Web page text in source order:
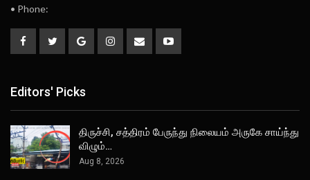
• Phone:
Editors' Picks
திருச்சி, சத்திரம் பேருந்து நிலையம் அருகே சாய்ந்து
விழும்…
Aug 8, 2026